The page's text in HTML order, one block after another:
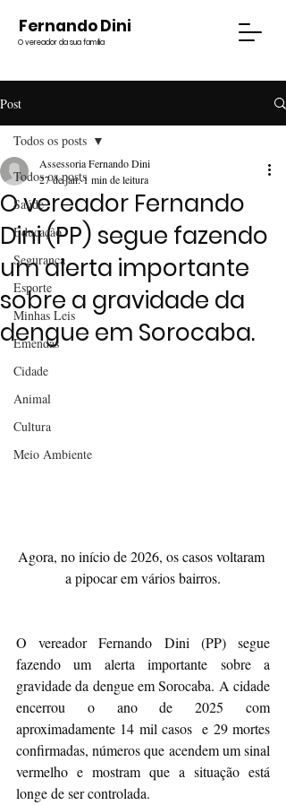
Fernando Dini
O vereador da sua família
Post
Todos os posts
Saúde
Educação
Segurança
Esporte
Minhas Leis
Emendas
Cidade
Animal
Cultura
Meio Ambiente
Todos os posts
O vereador Fernando
Dini (PP) segue fazendo
um alerta importante
sobre a gravidade da
dengue em Sorocaba.
Assessoria Fernando Dini
27 de jan.1 min de leitura
Agora, no início de 2026, os casos voltaram
a pipocar em vários bairros.
O vereador Fernando Dini (PP) segue
fazendo um alerta importante sobre a
gravidade da dengue em Sorocaba. A cidade
encerrou o ano de 2025 com
aproximadamente 14 mil casos  e 29 mortes
confirmadas, números que acendem um sinal
vermelho e mostram que a situação está
longe de ser controlada.